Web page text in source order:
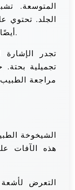
المتوسعة.
الجلد. تحتوي
أيضًا الأورام الوعائية الشعرية المكتسبة.
تجدر
تجميلية
مراجعة
الشيخوخة
هذه الآفات
التعرض